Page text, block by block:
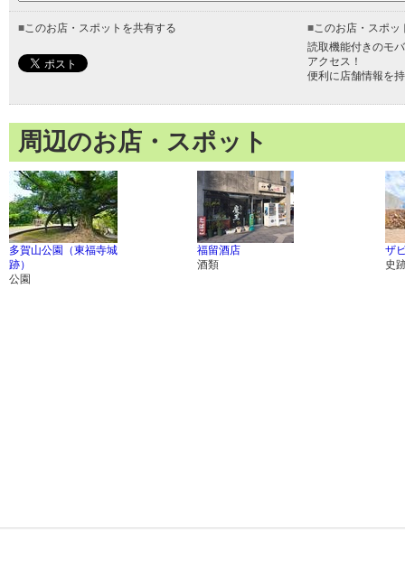
■ このお店・スポットを共有する ■ このお店・スポ
読取機能付きのモ
アクセス！
便利に店舗情報を
周辺のお店・スポット
多賀山公園（東福寺城
跡）
公園
福留酒店
酒類
ザ
史